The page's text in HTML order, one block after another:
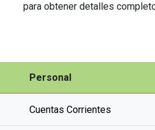
para obtener detalles
Personal
Cuentas Corrientes